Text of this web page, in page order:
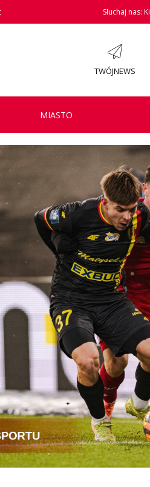
Słuchaj nas:
TWÓJNEWS
MIASTO